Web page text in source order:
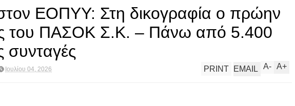
ΕΟΠΥΥ: Στη δικογραφία ο πρώην
του ΠΑΣΟΚ Σ.Κ. – Πάνω από 5.400
συνταγές
Ιουλίου 04, 2026 A+
A-
PRINT EMAIL